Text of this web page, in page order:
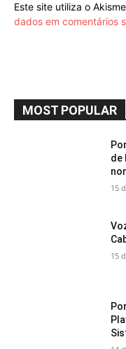
Este site utiliza o
dados em comentários
MOST POPULAR
de
15
15